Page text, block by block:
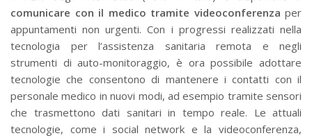
comunicare con il medico tramite videoconferenza per
appuntamenti non urgenti. Con i progressi realizzati nella
tecnologia per l’assistenza sanitaria remota e negli
strumenti di auto-monitoraggio, è ora possibile adottare
tecnologie che consentono di mantenere i contatti con il
personale medico in nuovi modi, ad esempio tramite sensori
che trasmettono dati sanitari in tempo reale. Le attuali
tecnologie, come i social network e la videoconferenza,